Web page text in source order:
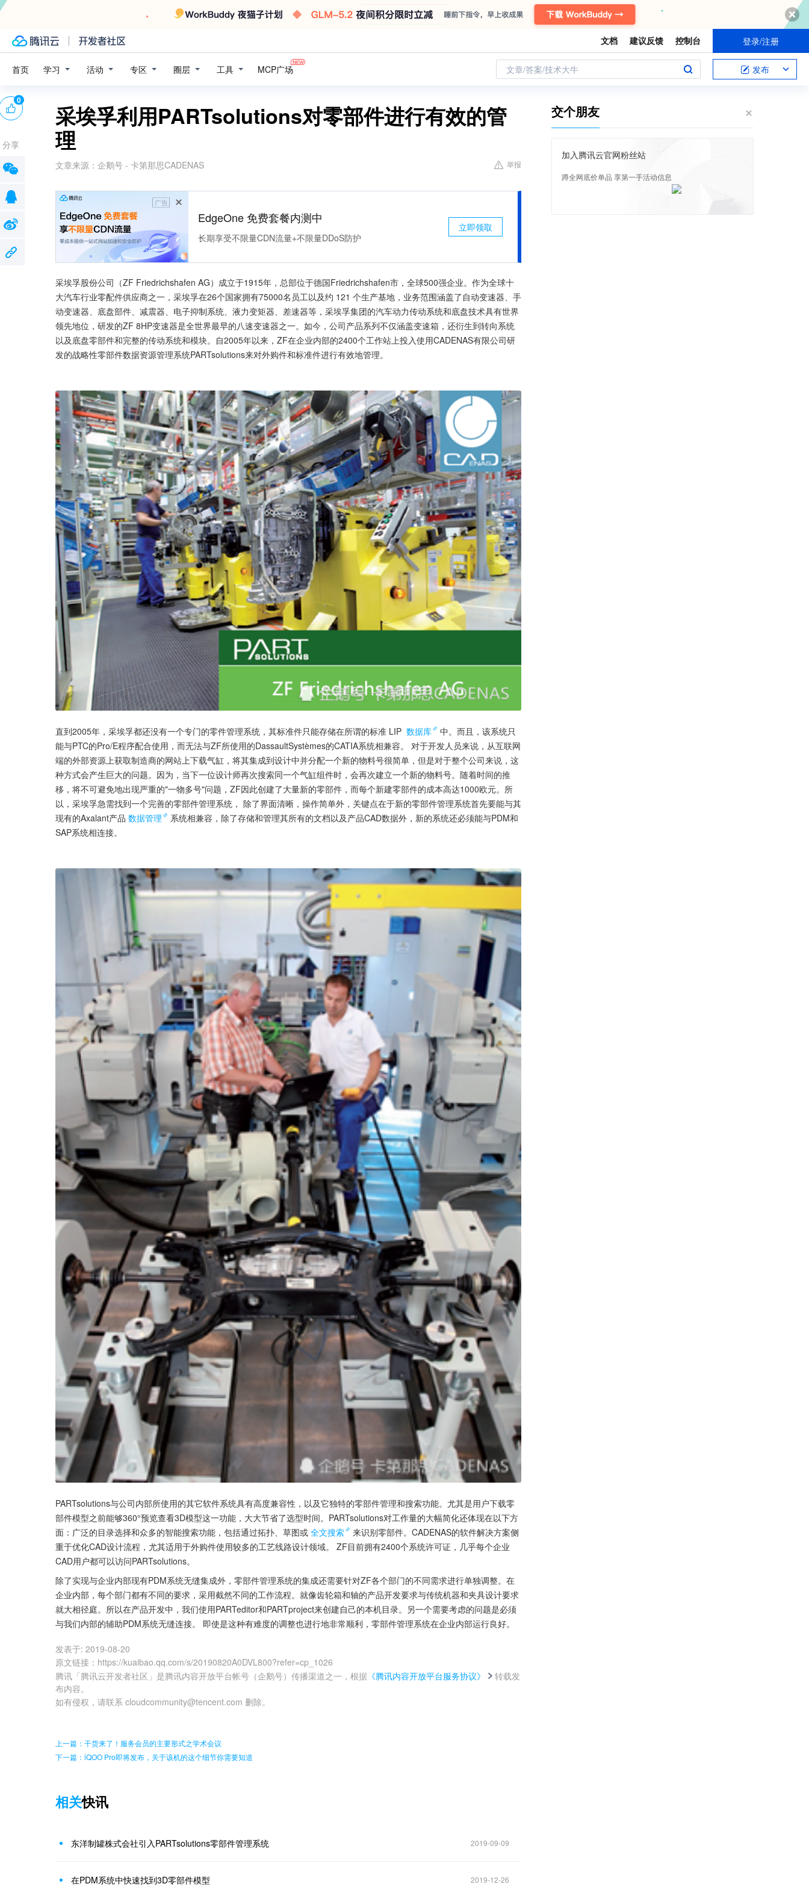
文档 建议反馈 控制台 登录/注册
首页 学习 活动 专区 圈层 工具 MCP广场 文章/答案/技术大牛 发布
采埃孚利用PARTsolutions对零部件进行有效的管
理
文章来源： 企鹅号 - 卡第那思CADENAS 举报
广告
EdgeOne 免费套餐内测中
长期享受不限量CDN流量+不限量DDoS防护
立即领取
采埃孚股份公司（ZF Friedrichshafen AG）成立于1915年，总部位于德国Friedrichshafen市，全球500强企业。作为全球十
大汽车行业零配件供应商之一，采埃孚在26个国家拥有75000名员工以及约 121 个生产基地，业务范围涵盖了自动变速器、手
动变速器、底盘部件、减震器、电子抑制系统、液力变矩器、差速器等，采埃孚集团的汽车动力传动系统和底盘技术具有世界
领先地位，研发的ZF 8HP变速器是全世界最早的八速变速器之一。如今，公司产品系列不仅涵盖变速箱，还衍生到转向系统
以及底盘零部件和完整的传动系统和模块。自2005年以来，ZF在企业内部的2400个工作站上投入使用CADENAS有限公司研
发的战略性零部件数据资源管理系统PARTsolutions来对外购件和标准件进行有效地管理。
直到2005年，采埃孚都还没有一个专门的零件管理系统，其标准件只能存储在所谓的标准 LIP 数据库
中。而且，该系统只
能与PTC的Pro/E程序配合使用，而无法与ZF所使用的DassaultSystèmes的CATIA系统相兼容。 对于开发人员来说，从互联网
端的外部资源上获取制造商的网站上下载气缸，将其集成到设计中并分配一个新的物料号很简单，但是对于整个公司来说，这
种方式会产生巨大的问题。因为，当下一位设计师再次搜索同一个气缸组件时，会再次建立一个新的物料号。随着时间的推
移，将不可避免地出现严重的"一物多号"问题，ZF因此创建了大量新的零部件，而每个新建零部件的成本高达1000欧元。所
以，采埃孚急需找到一个完善的零部件管理系统， 除了界面清晰，操作简单外，关键点在于新的零部件管理系统首先要能与其
现有的Axalant产品 数据管理
系统相兼容，除了存储和管理其所有的文档以及产品CAD数据外，新的系统还必须能与PDM和
SAP系统相连接。
PARTsolutions与公司内部所使用的其它软件系统具有高度兼容性，以及它独特的零部件管理和搜索功能。尤其是用户下载零
部件模型之前能够360°预览查看3D模型这一功能，大大节省了选型时间。PARTsolutions对工作量的大幅简化还体现在以下方
面：广泛的目录选择和众多的智能搜索功能，包括通过拓扑、草图或 全文搜索
来识别零部件。CADENAS的软件解决方案侧
重于优化CAD设计流程，尤其适用于外购件使用较多的工艺线路设计领域。 ZF目前拥有2400个系统许可证，几乎每个企业
CAD用户都可以访问PARTsolutions。
除了实现与企业内部现有PDM系统无缝集成外，零部件管理系统的集成还需要针对ZF各个部门的不同需求进行单独调整。在
企业内部，每个部门都有不同的要求，采用截然不同的工作流程。就像齿轮箱和轴的产品开发要求与传统机器和夹具设计要求
就大相径庭。所以在产品开发中，我们使用PARTeditor和PARTproject来创建自己的本机目录。另一个需要考虑的问题是必须
与我们内部的辅助PDM系统无缝连接。 即使是这种有难度的调整也进行地非常顺利，零部件管理系统在企业内部运行良好。
发表于: 2019-08-20
原文链接 ： https://kuaibao.qq.com/s/20190820A0DVL800?refer=cp_1026
腾讯「腾讯云开发者社区」是腾讯内容开放平台帐号（企鹅号）传播渠道之一，根据 《腾讯内容开放平台服务协议》
转载发
布内容。
如有侵权，请联系 cloudcommunity@tencent.com 删除。
0
分享
上一篇：干货来了！服务会员的主要形式之学术会议
下一篇：iQOO Pro即将发布，关于该机的这个细节你需要知道
相关快讯
东洋制罐株式会社引入PARTsolutions零部件管理系统 2019-09-09
在PDM系统中快速找到3D零部件模型 2019-12-26
交个朋友
加入腾讯云官网粉丝站
蹲全网底价单品 享第一手活动信息